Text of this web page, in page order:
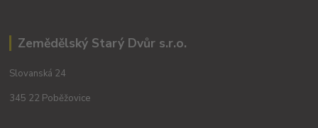
Zemědělský Starý Dvůr s.r.o.
Slovanská 24
345 22 Poběžovice